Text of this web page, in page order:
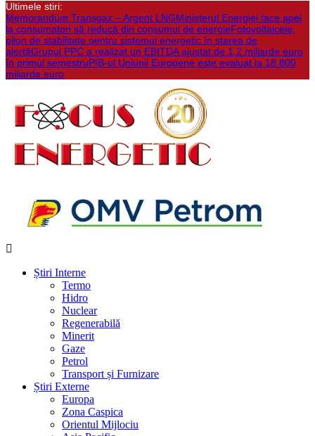
Ultimele stiri:
Memorandum Transgaz – Argent LNGMinisterul Energiei face apel
la consumatori să reducă din consumul de energieFotovoltaicele,
pilon de stabilitate pentru sistemul energetic în starea de
alertăGrupul PPC a realizat un EBITDA ajustat de 1,2 miliarde euro
în primul semestruPIB-ul Uniunii Europene este evaluat la 18.800
miliarde euro
Știri Interne
Termo
Hidro
Nuclear
Regenerabilă
Minerit
Gaze
Petrol
Transport și Furnizare
Știri Externe
Europa
Zona Caspica
Orientul Mijlociu